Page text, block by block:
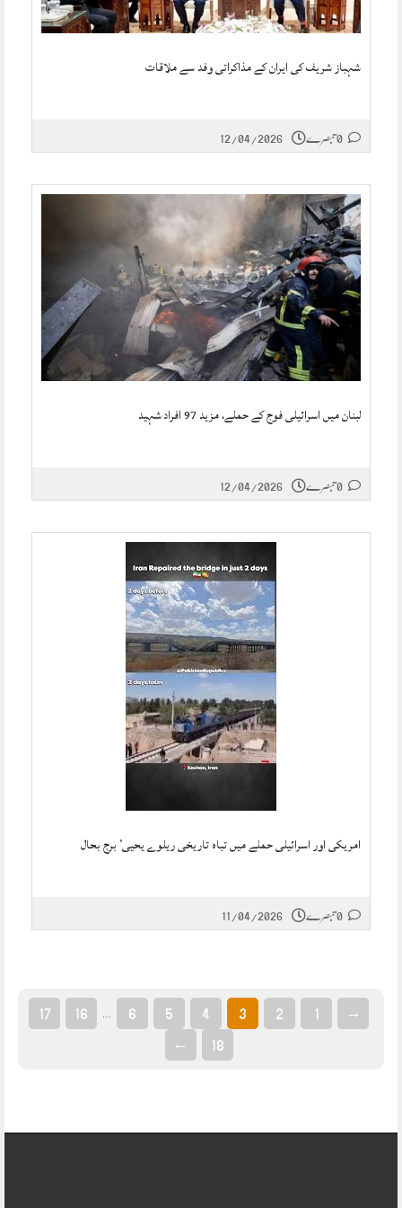
شہباز شریف کی ایران کے مذاکراتی وفد سے ملاقات
12/04/2026
لبنان میں اسرائیلی فوج کے حملے، مزید 97 افراد شہید
12/04/2026
امریکی اور اسرائیلی حملے میں تباہ تاریخی ریلوے یحیی’ برج بحال
11/04/2026
→
1
2
3
4
5
6
16
17
18
←